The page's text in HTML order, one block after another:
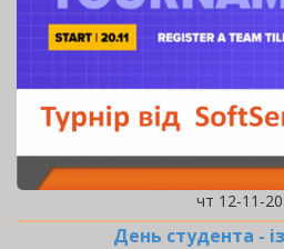
чт 12-11-
День студента -